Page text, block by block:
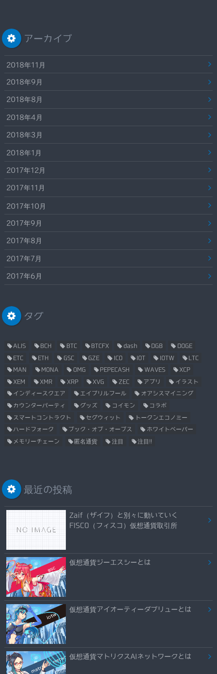
アーカイブ
2018年11月
2018年9月
2018年8月
2018年4月
2018年3月
2018年1月
2017年12月
2017年11月
2017年10月
2017年9月
2017年8月
2017年7月
2017年6月
タグ
ALIS BCH BTC BTCFX dash DGB DOGE
ETC ETH GSC GZE ICO IOT IOTW LTC
MAN MONA OMG PEPECASH WAVES XCP
XEM XMR XRP XVG ZEC アプリ イラスト
インディースクエア エイプリルフール オアシスマイニング
カウンターパーティ グッズ コイモン コラボ
スマートコントラクト セグウィット トークンエコノミー
ハードフォーク ブック・オブ・オーブス ホワイトペーパー
メモリーチェーン 匿名通貨 注目 注目!!
最近の投稿
Zaif（ザイフ）と別々に動いていく
FISCO（フィスコ）仮想通貨取引所
仮想通貨ジーエスシーとは
仮想通貨アイオーティーダブリューとは
仮想通貨マトリクスAIネットワークとは